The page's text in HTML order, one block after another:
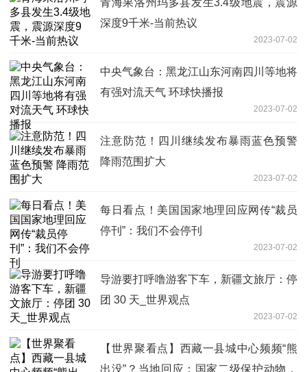
深度9千米-当前热议
2023-07-02
中央气象台：黑龙江山东河南四川等地将
有强对流天气 环球快播报
2023-07-02
注意防范！四川继续发布暴雨蓝色预警
降雨范围扩大
2023-07-02
每日看点！美国国家地理回应网传“裁员
停刊”：我们不会停刊​
2023-07-02
导游要打呼噜游客下车，新疆文旅厅：停
团 30 天_世界观点
2023-07-02
【世界聚看点】西藏一县城中心频频“熊
出没”？当地回应：国家二级保护动物，